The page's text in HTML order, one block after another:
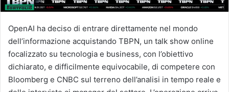
OpenAI ha deciso di entrare direttamente nel mondo
dell’informazione acquistando TBPN, un talk show online
focalizzato su tecnologia e business, con l’obiettivo
dichiarato, e difficilmente equivocabile, di competere con
Bloomberg e CNBC sul terreno dell’analisi in tempo reale e